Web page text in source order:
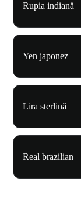
Rupia indiană
Yen japonez
Lira sterlină
Real brazilian